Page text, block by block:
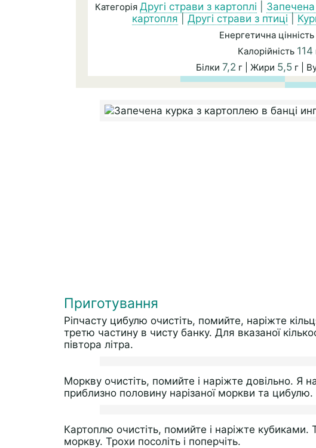
Категорія Другі страви з картоплі Запечена
картопля
Другі страви з птиці
Енергетична
Калорійність 114
Білки 7,2 г | Жири 5,5 г |
Приготування
Ріпчасту цибулю очистіть, помийте, наріжте
третю частину в чисту банку. Для вказаної
півтора літра.
Моркву очистіть, помийте і наріжте довільно. Я
приблизно половину нарізаної моркви та цибулю.
Картоплю очистіть, помийте і наріжте кубиками.
моркву. Трохи посоліть і поперчіть.